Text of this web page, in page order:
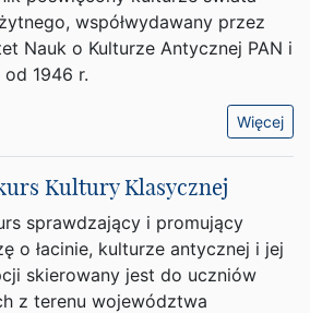
współwydawany przez
Nauk o Kulturze Antycznej PAN i
od 1946 r.
Więcej
Kultury Klasycznej
sprawdzający i promujący
o łacinie, kulturze antycznej i jej
skierowany jest do uczniów
z terenu województwa